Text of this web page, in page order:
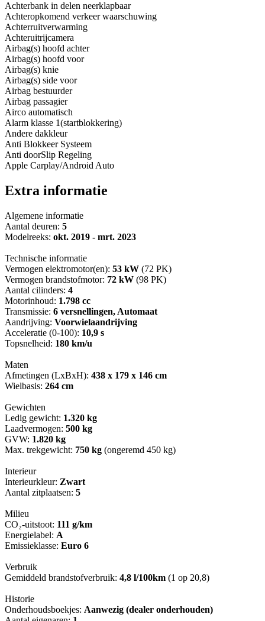
Achterbank in delen neerklapbaar
Achteropkomend verkeer waarschuwing
Achterruitverwarming
Achteruitrijcamera
Airbag(s) hoofd achter
Airbag(s) hoofd voor
Airbag(s) knie
Airbag(s) side voor
Airbag bestuurder
Airbag passagier
Airco automatisch
Alarm klasse 1(startblokkering)
Andere dakkleur
Anti Blokkeer Systeem
Anti doorSlip Regeling
Apple Carplay/Android Auto
Extra informatie
Algemene informatie
Aantal deuren: 5
Modelreeks: okt. 2019 - mrt. 2023
Technische informatie
Vermogen elektromotor(en): 53 kW (72 PK)
Vermogen brandstofmotor: 72 kW (98 PK)
Aantal cilinders: 4
Motorinhoud: 1.798 cc
Transmissie: 6 versnellingen, Automaat
Aandrijving: Voorwielaandrijving
Acceleratie (0-100): 10,9 s
Topsnelheid: 180 km/u
Maten
Afmetingen (LxBxH): 438 x 179 x 146 cm
Wielbasis: 264 cm
Gewichten
Ledig gewicht: 1.320 kg
Laadvermogen: 500 kg
GVW: 1.820 kg
Max. trekgewicht: 750 kg (ongeremd 450 kg)
Interieur
Interieurkleur: Zwart
Aantal zitplaatsen: 5
Milieu
CO₂-uitstoot: 111 g/km
Energielabel: A
Emissieklasse: Euro 6
Verbruik
Gemiddeld brandstofverbruik: 4,8 l/100km (1 op 20,8)
Historie
Onderhoudsboekjes: Aanwezig (dealer onderhouden)